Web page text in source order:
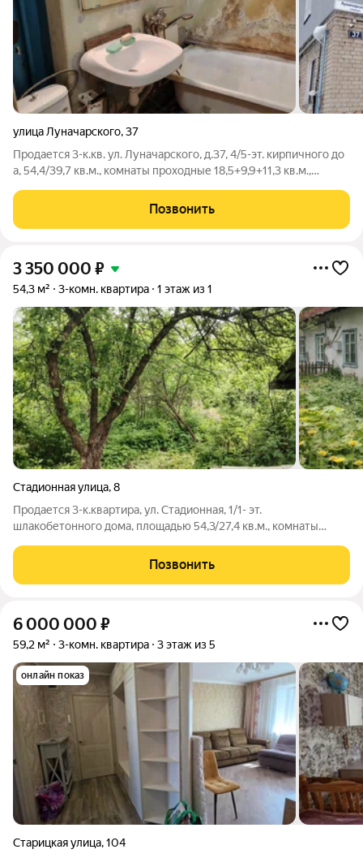
улица Луначарского,37
Продается 3-к.кв. ул. Луначарского, д.37, 4/5-эт. кирпичного до
а, 54,4/39,7 кв.м., комнаты проходные 18,5+9,9+11,3 кв.м.,
балкон застеклен. Требуется косметический ремонт. В
шаговой
Позвонить
3 350 000 ₽
54,3 м² 3-комн. квартира 1 этаж из 1
Стадионная улица,8
Продается 3-к.квартира, ул. Стадионная, 1/1- эт.
шлакобетонного дома, площадью 54,3/27,4 кв.м., комнаты
косметического ремонта. Земельный участок 7 сот.
Позвонить
6 000 000 ₽
59,2 м² 3-комн. квартира 3 этаж из 5
онлайн показ
Старицкая улица,104